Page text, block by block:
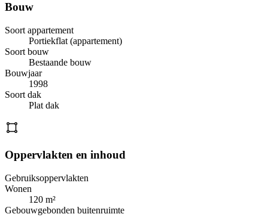
Bouw
Soort appartement
Portiekflat (appartement)
Soort bouw
Bestaande bouw
Bouwjaar
1998
Soort dak
Plat dak
Oppervlakten en inhoud
Gebruiksoppervlakten
Wonen
120 m²
Gebouwgebonden buitenruimte